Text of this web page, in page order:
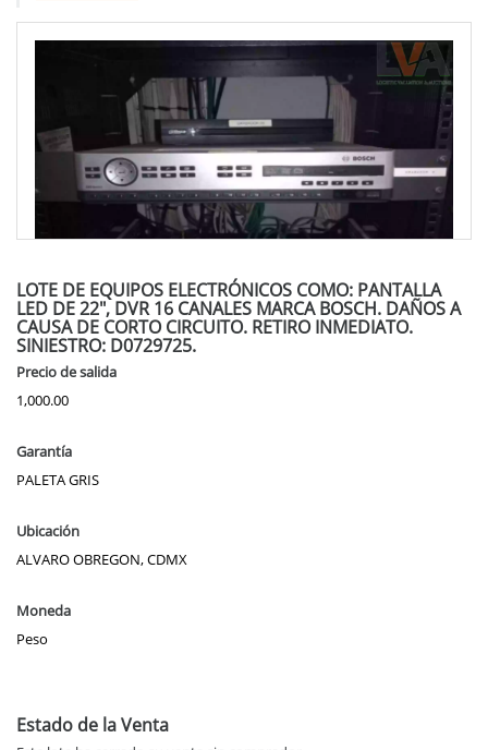
LOTE DE EQUIPOS ELECTRÓNICOS COMO: PANTALLA
LED DE 22", DVR 16 CANALES MARCA BOSCH. DAÑOS A
CAUSA DE CORTO CIRCUITO. RETIRO INMEDIATO.
SINIESTRO: D0729725.
Precio de salida
1,000.00
Garantía
PALETA GRIS
Ubicación
ALVARO OBREGON, CDMX
Moneda
Peso
Estado de la Venta